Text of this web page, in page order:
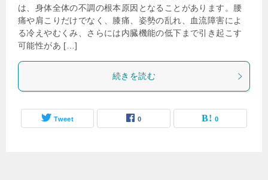
は、身体全体の不調の根本原因となることがあります。腰
痛や肩こりだけでなく、膝痛、姿勢の乱れ、血流障害によ
る冷えやむくみ、さらには内臓機能の低下まで引き起こす
可能性があ […]
続きを読む
Tweet 0 0